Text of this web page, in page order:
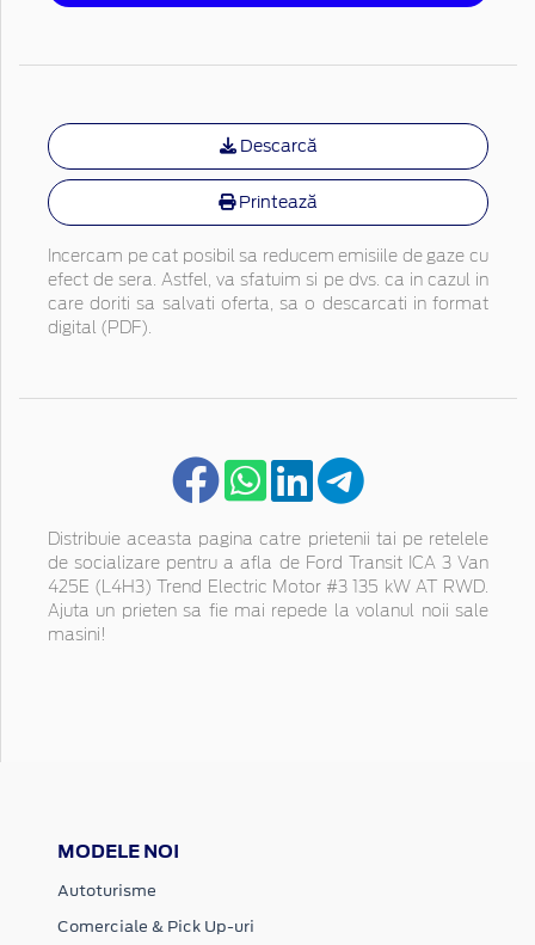
Descarcă
Printează
Incercam pe cat posibil sa reducem emisiile de gaze cu
efect de sera. Astfel, va sfatuim si pe dvs. ca in cazul in
care doriti sa salvati oferta, sa o descarcati in format
digital (PDF).
Distribuie aceasta pagina catre prietenii tai pe retelele
de socializare pentru a afla de Ford Transit ICA 3 Van
425E (L4H3) Trend Electric Motor #3 135 kW AT RWD.
Ajuta un prieten sa fie mai repede la volanul noii sale
masini!
MODELE NOI
Autoturisme
Comerciale & Pick Up-uri